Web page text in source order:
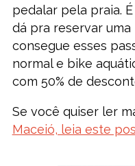
pedalar pela praia.
dá pra reservar uma
consegue esses
normal e bike
com 50% de
Se você quiser ler
Maceió, leia este